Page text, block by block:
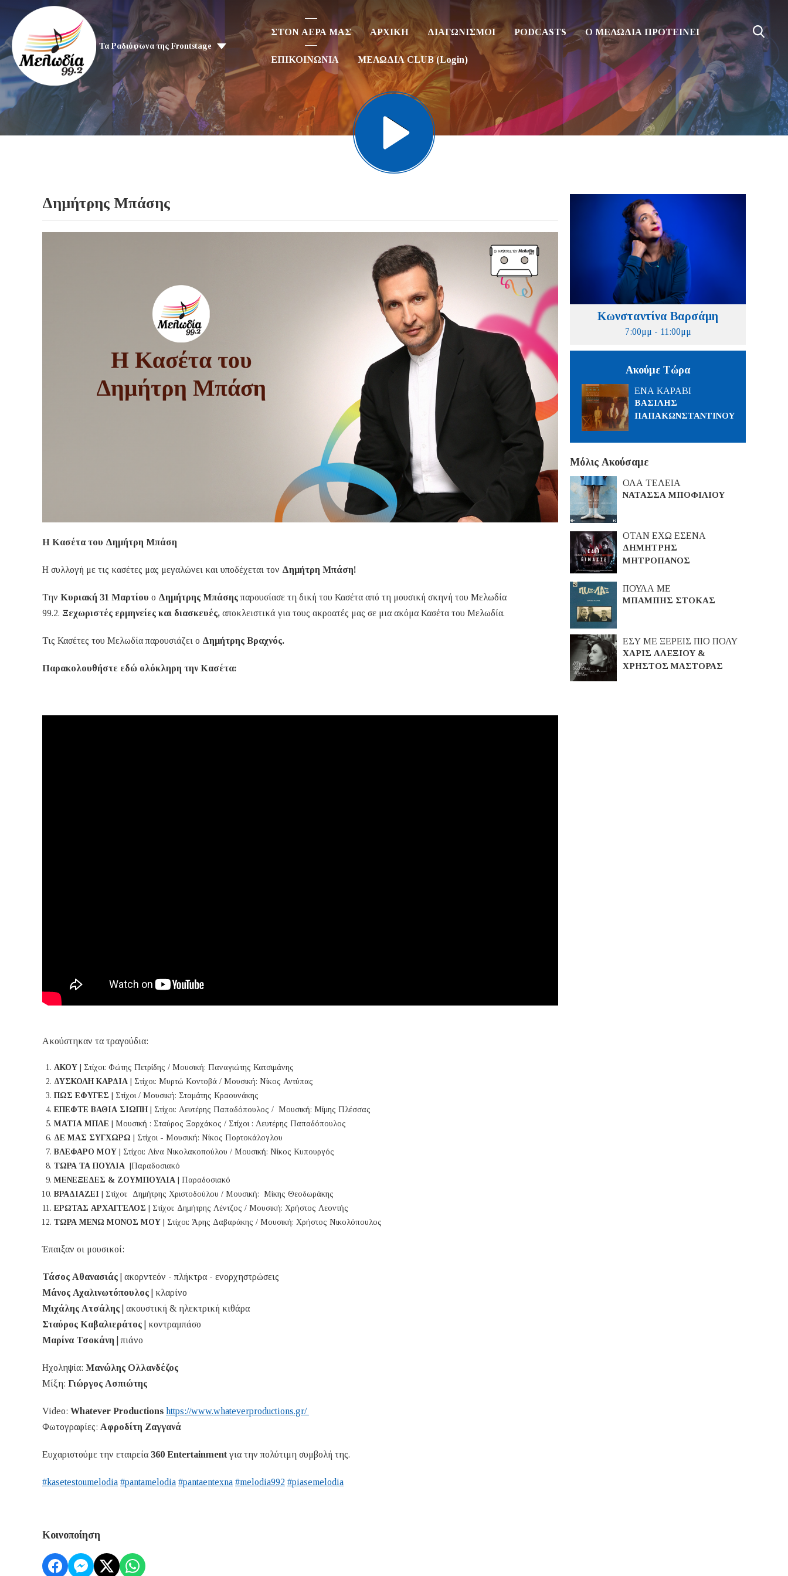
Τα Ραδιόφωνα της Frontstage
ΣΤΟΝ ΑΕΡΑ ΜΑΣ ΑΡΧΙΚΗ ΔΙΑΓΩΝΙΣΜΟΙ PODCASTS Ο ΜΕΛΩΔΙΑ ΠΡΟΤΕΙΝΕΙ
ΕΠΙΚΟΙΝΩΝΙΑ ΜΕΛΩΔΙΑ CLUB (Login)
Δημήτρης Μπάσης
Η Κασέτα του Δημήτρη Μπάση
Η συλλογή με τις κασέτες μας μεγαλώνει και υποδέχεται τον Δημήτρη Μπάση!
Την Κυριακή 31 Μαρτίου ο Δημήτρης Μπάσης παρουσίασε τη δική του Κασέτα από τη μουσική σκηνή του Μελωδία
99.2. Ξεχωριστές ερμηνείες και διασκευές, αποκλειστικά για τους ακροατές μας σε μια ακόμα Κασέτα του Μελωδία.
Τις Κασέτες του Μελωδία παρουσιάζει ο Δημήτρης Βραχνός.
Παρακολουθήστε εδώ ολόκληρη την Κασέτα:
Ακούστηκαν τα τραγούδια:
ΑΚΟΥ | Στίχοι: Φώτης Πετρίδης / Μουσική: Παναγιώτης Κατσιμάνης
ΔΥΣΚΟΛΗ ΚΑΡΔΙΑ
| Στίχοι: Μυρτώ Κοντοβά / Μουσική: Νίκος Αντύπας
ΠΩΣ ΕΦΥΓΕΣ | Στίχοι / Μουσική: Σταμάτης Κραουνάκης
ΕΠΕΦΤΕ ΒΑΘΙΑ ΣΙΩΠΗ| Στίχοι: Λευτέρης Παπαδόπουλος / Μουσική: Μίμης Πλέσσας
ΜΑΤΙΑ ΜΠΛΕ | Μουσική : Σταύρος Ξαρχάκος / Στίχοι : Λευτέρης Παπαδόπουλος
ΔΕ ΜΑΣ ΣΥΓΧΩΡΩ | Στίχοι - Μουσική: Νίκος Πορτοκάλογλου
ΒΛΕΦΑΡΟ ΜΟΥ | Στίχοι: Λίνα Νικολακοπούλου / Μουσική: Νίκος Κυπουργός
ΤΩΡΑ ΤΑ ΠΟΥΛΙΑ
|Παραδοσιακό
ΜΕΝΕΞΕΔΕΣ & ΖΟΥΜΠΟΥΛΙΑ | Παραδοσιακό
ΒΡΑΔΙΑΖΕΙ | Στίχοι: Δημήτρης Χριστοδούλου / Μουσική: Μίκης Θεοδωράκης
ΕΡΩΤΑΣ ΑΡΧΑΓΓΕΛΟΣ | Στίχοι: Δημήτρης Λέντζος / Μουσική: Χρήστος Λεοντής
ΤΩΡΑ ΜΕΝΩ ΜΟΝΟΣ ΜΟΥ | Στίχοι: Άρης Δαβαράκης / Μουσική: Χρήστος Νικολόπουλος
Έπαιξαν οι μουσικοί:
Τάσος Αθανασιάς | ακορντεόν - πλήκτρα - ενορχηστρώσεις
Μάνος Αχαλινωτόπουλος
| κλαρίνο
Μιχάλης Ατσάλης
| ακουστική & ηλεκτρική κιθάρα
Σταύρος Καβαλιεράτος | κοντραμπάσο
Μαρίνα Τσοκάνη | πιάνο
Ηχοληψία: Μανώλης Ολλανδέζος
Μίξη: Γιώργος Ασπιώτης
Video: Whatever Productions https://www.whateverproductions.gr/
Φωτογραφίες: Αφροδίτη Ζαγγανά
Ευχαριστούμε την εταιρεία 360 Entertainment για την πολύτιμη συμβολή της.
#kasetestoumelodia #pantamelodia #pantaentexna #melodia992 #piasemelodia
Κοινοποίηση
Κωνσταντίνα Βαρσάμη
7:00μμ - 11:00μμ
Ακούμε Τώρα
ΕΝΑ ΚΑΡΑΒΙ
ΒΑΣΙΛΗΣ
ΠΑΠΑΚΩΝΣΤΑΝΤΙΝΟΥ
Μόλις Ακούσαμε
ΟΛΑ ΤΕΛΕΙΑ
ΝΑΤΑΣΣΑ ΜΠΟΦΙΛΙΟΥ
ΟΤΑΝ ΕΧΩ ΕΣΕΝΑ
ΔΗΜΗΤΡΗΣ
ΜΗΤΡΟΠΑΝΟΣ
ΠΟΥΛΑ ΜΕ
ΜΠΑΜΠΗΣ ΣΤΟΚΑΣ
ΕΣΥ ΜΕ ΞΕΡΕΙΣ ΠΙΟ ΠΟΛΥ
ΧΑΡΙΣ ΑΛΕΞΙΟΥ &
ΧΡΗΣΤΟΣ ΜΑΣΤΟΡΑΣ